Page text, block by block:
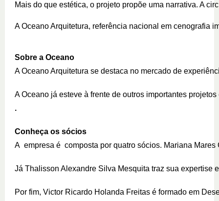
Mais do que estética, o projeto propõe uma narrativa. A
A Oceano Arquitetura, referência nacional em cenografia
Sobre a Oceano
A Oceano Arquitetura se destaca no mercado de
A Oceano já esteve à frente de outros importantes
.
Conheça os sócios
A  empresa é  composta por quatro sócios. Mariana
Já Thalisson Alexandre Silva Mesquita traz sua expertise
Por fim, Victor Ricardo Holanda Freitas é formado em